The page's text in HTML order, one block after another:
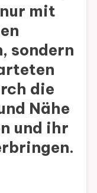
mit
sondern
die
Nähe
und ihr